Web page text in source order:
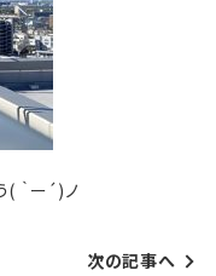
｀ー´)ノ
次の記事へ